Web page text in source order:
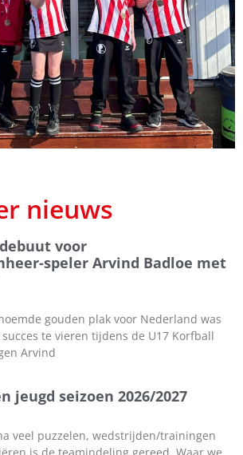
nieuws
voor
speler Arvind Badloe met
gouden plak voor Nederland was
te vieren tijdens de U17 Korfball
Arvind
jeugd seizoen 2026/2027
veel puzzelen, wedstrijden/trainingen